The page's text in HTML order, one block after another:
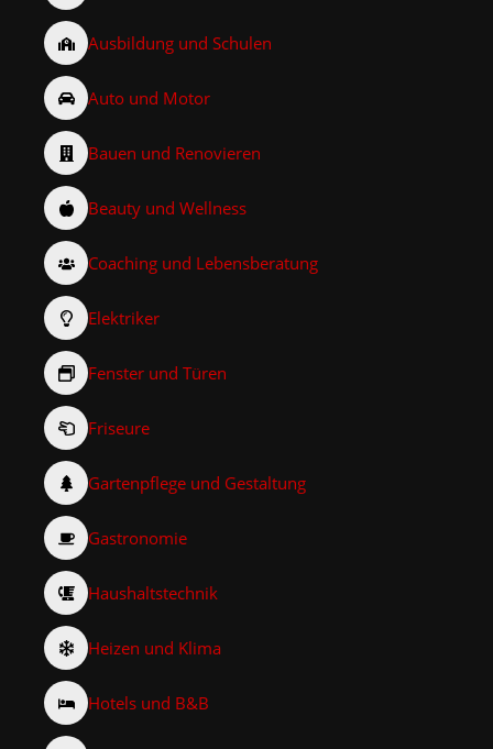
Ausbildung und Schulen
Auto und Motor
Bauen und Renovieren
Beauty und Wellness
Coaching und Lebensberatung
Elektriker
Fenster und Türen
Friseure
Gartenpflege und Gestaltung
Gastronomie
Haushaltstechnik
Heizen und Klima
Hotels und B&B